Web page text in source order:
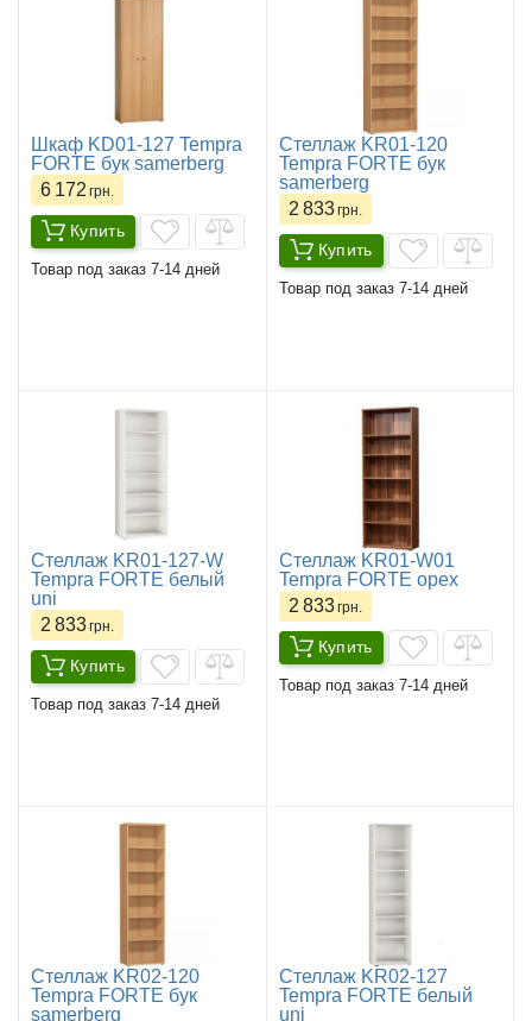
Шкаф KD01-127 Tempra
FORTE бук samerberg
6 172 грн.
Купить
Товар под заказ 7-14 дней
Стеллаж KR01-120
Tempra FORTE бук
samerberg
2 833грн.
Купить
Товар под заказ 7-14 дней
Стеллаж KR01-127-W
Tempra FORTE белый
uni
2 833грн.
Купить
Товар под заказ 7-14 дней
Стеллаж KR01-W01
Tempra FORTE орех
2 833грн.
Купить
Товар под заказ 7-14 дней
Стеллаж KR02-120
Tempra FORTE бук
samerberg
Стеллаж KR02-127
Tempra FORTE белый
uni